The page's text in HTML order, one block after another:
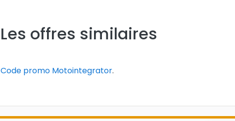
Les offres similaires
Code promo Motointegrator.